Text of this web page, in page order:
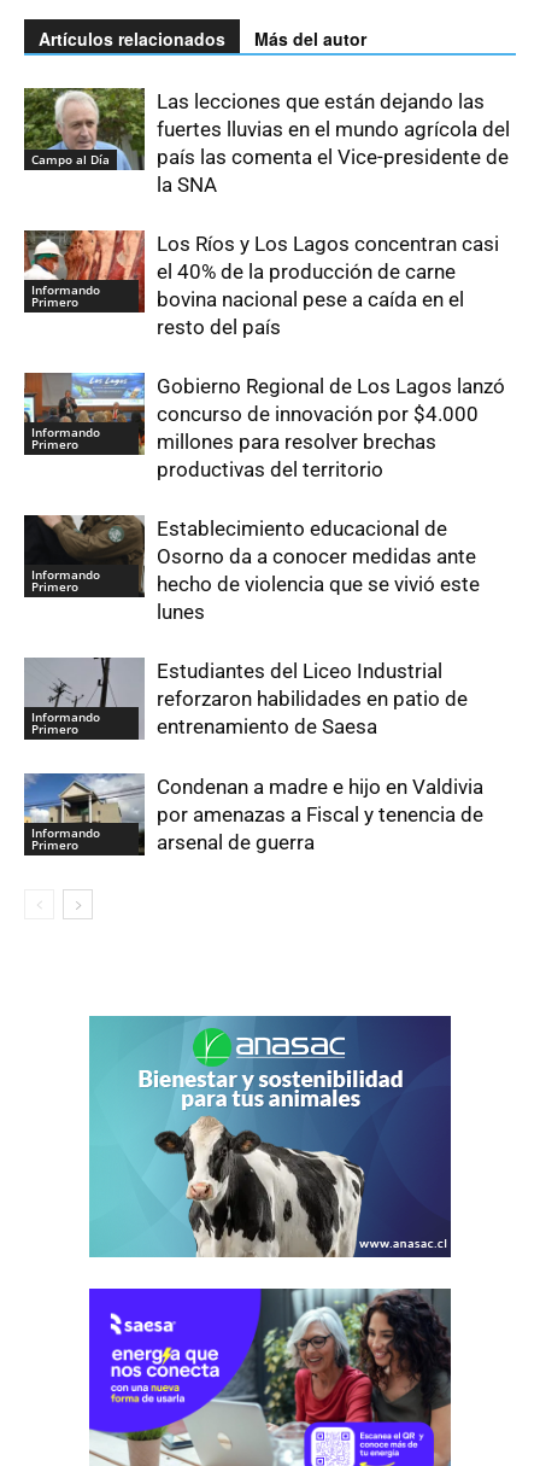
Artículos relacionados Más del autor
Campo al Día
Las lecciones que están dejando las
fuertes lluvias en el mundo agrícola del
país las comenta el Vice-presidente de
la SNA
Informando
Primero
Los Ríos y Los Lagos concentran casi
el 40% de la producción de carne
bovina nacional pese a caída en el
resto del país
Informando
Primero
Gobierno Regional de Los Lagos lanzó
concurso de innovación por $4.000
millones para resolver brechas
productivas del territorio
Informando
Primero
Establecimiento educacional de
Osorno da a conocer medidas ante
hecho de violencia que se vivió este
lunes
Informando
Primero
Estudiantes del Liceo Industrial
reforzaron habilidades en patio de
entrenamiento de Saesa
Informando
Primero
Condenan a madre e hijo en Valdivia
por amenazas a Fiscal y tenencia de
arsenal de guerra